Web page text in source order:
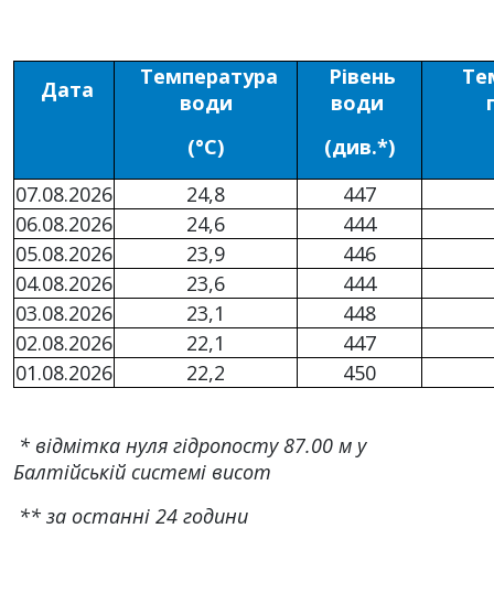
Дата
Температура
води
(°С)
Рівень
води
(див.*)
07.08.2026 24,8
447
06.08.2026
24,6
444
05.08.2026
23,9
446
04.08.2026
23,6
444
03.08.2026
23,1
448
02.08.2026
22,1
447
01.08.2026
22,2 450
* відмітка нуля гідропосту 87.00 м у
Балтійській системі висот
** за останні 24 години